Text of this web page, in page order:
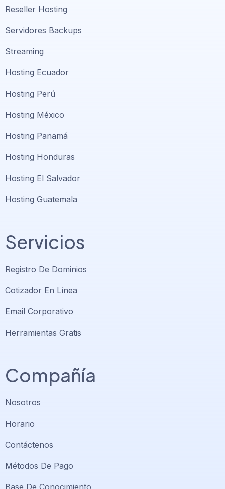
Reseller Hosting
Servidores Backups
Streaming
Hosting Ecuador
Hosting Perú
Hosting México
Hosting Panamá
Hosting Honduras
Hosting El Salvador
Hosting Guatemala
Servicios
Registro De Dominios
Cotizador En Línea
Email Corporativo
Herramientas Gratis
Compañía
Nosotros
Horario
Contáctenos
Métodos De Pago
Base De Conocimiento